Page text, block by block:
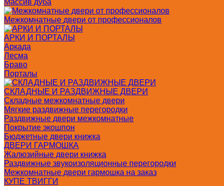
Массив дуба
Межкомнатные двери от профессионалов
АРКИ И ПОРТАЛЫ
Аркада
Лесма
Браво
Порталы
СКЛАДНЫЕ И РАЗДВИЖНЫЕ ДВЕРИ
Складные межкомнатные двери
Мягкие раздвижные перегородки
Раздвижные двери межкомнатные
Покрытие экошпон
Бюджетные двери книжка
ДВЕРИ ГАРМОШКА
Жалюзийные двери книжка
Раздвижные звукоизоляционные перегородки
Межкомнатные двери гармошка на заказ
КУПЕ ТВИГГИ